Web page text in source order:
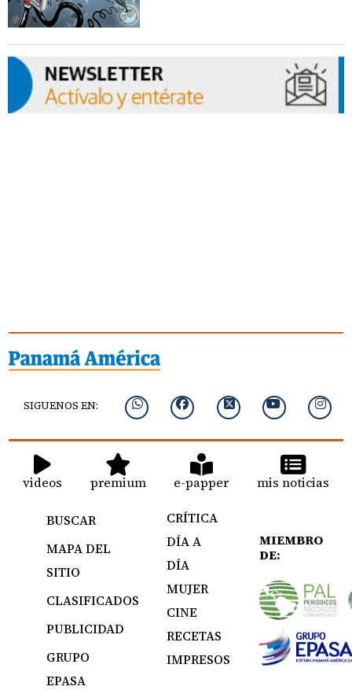
SIGUENOS EN:
videos premium e-papper mis noticias
BUSCAR
MAPA DEL
SITIO
CLASIFICADOS
PUBLICIDAD
GRUPO
EPASA
CRÍTICA
DÍA A
DÍA
MUJER
CINE
RECETAS
IMPRESOS
MIEMBRO
DE: